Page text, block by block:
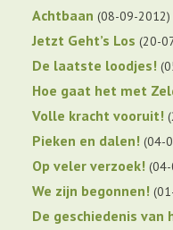
Achtbaan 08-09-2012
Jetzt Geht’s Los 20-
De laatste loodjes!
Hoe gaat het met
Volle kracht vooruit!
Pieken en dalen! 04-
Op veler verzoek!
We zijn begonnen!
De geschiedenis van